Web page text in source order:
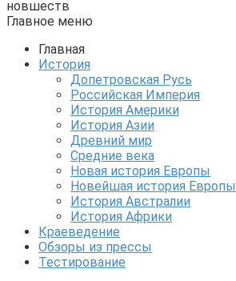
новшеств
Главное меню
Главная
История
Допетровская Русь
Российская Империя
История Америки
История Азии
Древний мир
Средние века
Новая история Европы
Новейшая история Европы
История Австралии
История Африки
Краеведение
Обзоры из прессы
Тестирование